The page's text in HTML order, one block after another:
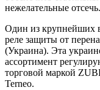
нежелательные отсечь.
Один из крупнейших
реле защиты от
(Украина). Эта
ассортимент
торговой маркой
Terneo.